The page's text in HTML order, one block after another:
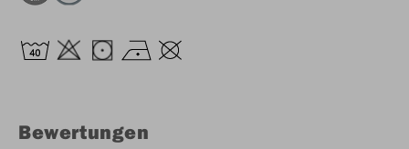
Bewertungen